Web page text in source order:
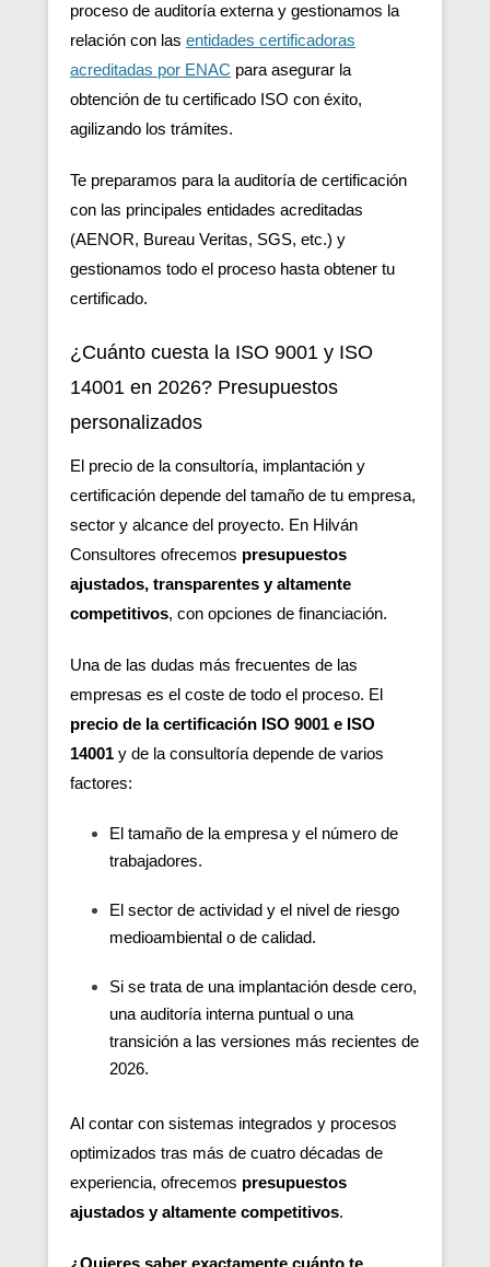
proceso de auditoría externa y gestionamos la
relación con las entidades certificadoras
acreditadas por ENAC para asegurar la
obtención de tu certificado ISO con éxito,
agilizando los trámites.
Te preparamos para la auditoría de certificación
con las principales entidades acreditadas
(AENOR, Bureau Veritas, SGS, etc.) y
gestionamos todo el proceso hasta obtener tu
certificado.
¿Cuánto cuesta la ISO 9001 y ISO
14001 en 2026? Presupuestos
personalizados
El precio de la consultoría, implantación y
certificación depende del tamaño de tu empresa,
sector y alcance del proyecto. En Hilván
Consultores ofrecemos presupuestos
ajustados, transparentes y altamente
competitivos, con opciones de financiación.
Una de las dudas más frecuentes de las
empresas es el coste de todo el proceso. El
precio de la certificación ISO 9001 e ISO
14001 y de la consultoría depende de varios
factores:
El tamaño de la empresa y el número de
trabajadores.
El sector de actividad y el nivel de riesgo
medioambiental o de calidad.
Si se trata de una implantación desde cero,
una auditoría interna puntual o una
transición a las versiones más recientes de
2026.
Al contar con sistemas integrados y procesos
optimizados tras más de cuatro décadas de
experiencia, ofrecemos presupuestos
ajustados y altamente competitivos.
¿Quieres saber exactamente cuánto te